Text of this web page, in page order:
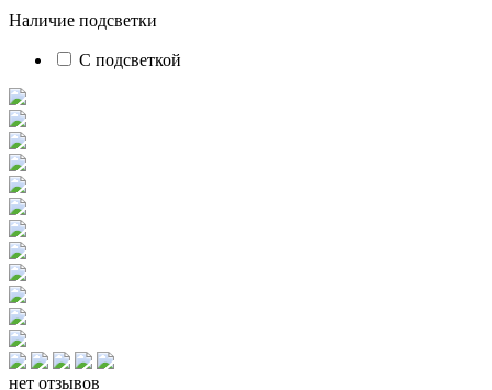
Наличие подсветки
С подсветкой
нет отзывов